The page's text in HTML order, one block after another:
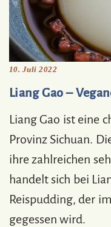
10. Juli 2022
Liang Gao –
Liang Gao ist eine
Provinz Sichuan.
ihre zahlreichen
handelt sich bei
Reispudding, der
gegessen wird.